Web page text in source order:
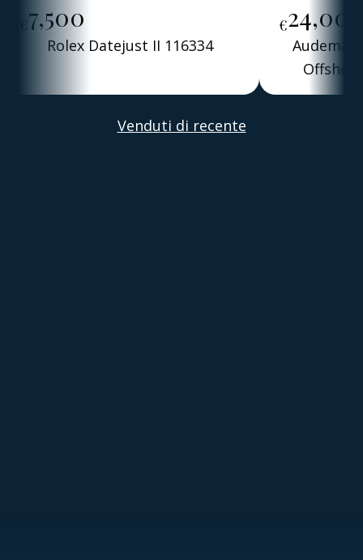
€7,500
Rolex Datejust II 116334
€
Venduti di recente